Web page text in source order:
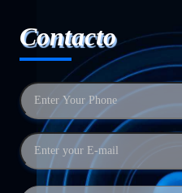
Contacto